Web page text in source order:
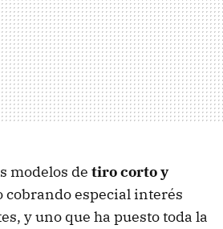
modelos de tiro corto y
cobrando especial interés
y uno que ha puesto toda la